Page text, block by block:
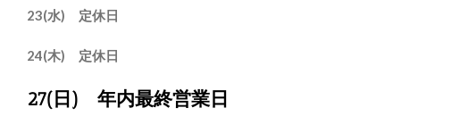
23(水) 定休日
24(木) 定休日
27(日) 年内最終営業日